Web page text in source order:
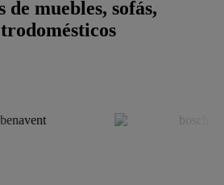
de muebles, sofás,